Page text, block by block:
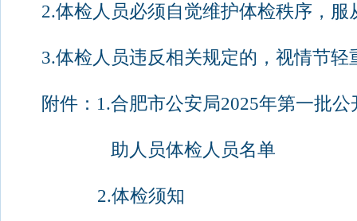
2.体检人员必须自觉维护体检秩序，
3.体检人员违反相关规定的，视情节
附件： 1.合肥市公安局2025年第一批公
助人员体检人员名单
2.体检须知